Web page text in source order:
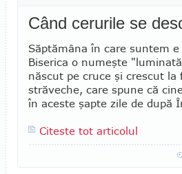
Când cerurile se
Săptămâna în care suntem
Biserica o nu­meşte
născut pe cruce şi cres­cut
străveche, care spune că
în aceste şapte zile de du­pă
Citeste tot articolul